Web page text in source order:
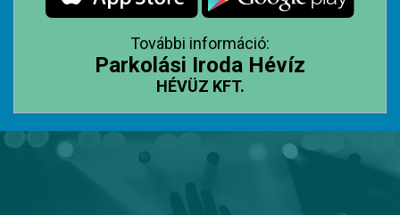
További információ:
Parkolási Iroda Hévíz
HÉVÜZ KFT.